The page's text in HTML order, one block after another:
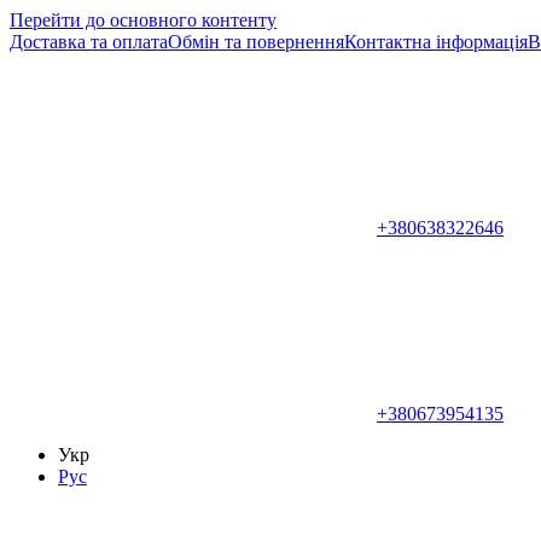
Перейти до основного контенту
Доставка та оплатаОбмін та поверненняКонтактна інформація
+380638322646
+380673954135
Укр
Рус